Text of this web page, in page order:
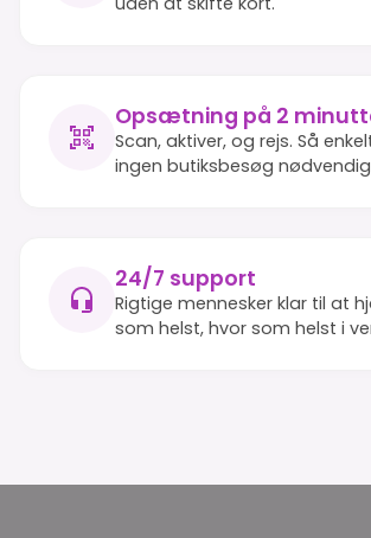
Opsætning på 2
Scan, aktiver, og rejs. Så
ingen butiksbesøg
24/7 support
Rigtige mennesker klar til at
som helst, hvor som helst i